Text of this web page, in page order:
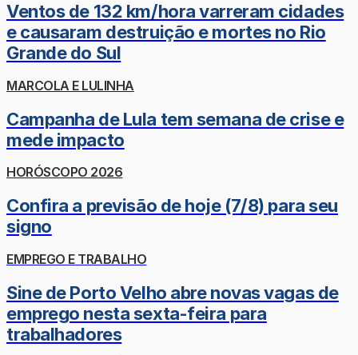
Ventos de 132 km/hora varreram cidades
e causaram destruição e mortes no Rio
Grande do Sul
MARCOLA E LULINHA
Campanha de Lula tem semana de crise e
mede impacto
HORÓSCOPO 2026
Confira a previsão de hoje (7/8) para seu
signo
EMPREGO E TRABALHO
Sine de Porto Velho abre novas vagas de
emprego nesta sexta-feira para
trabalhadores